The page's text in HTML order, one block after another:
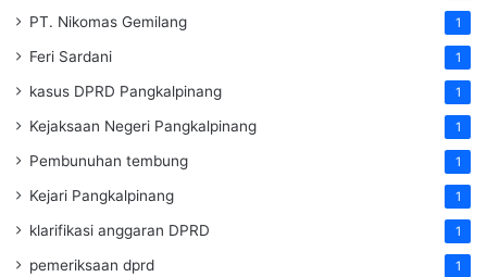
PT. Nikomas Gemilang 1
Feri Sardani 1
kasus DPRD Pangkalpinang 1
Kejaksaan Negeri Pangkalpinang 1
Pembunuhan tembung 1
Kejari Pangkalpinang 1
klarifikasi anggaran DPRD 1
pemeriksaan dprd 1